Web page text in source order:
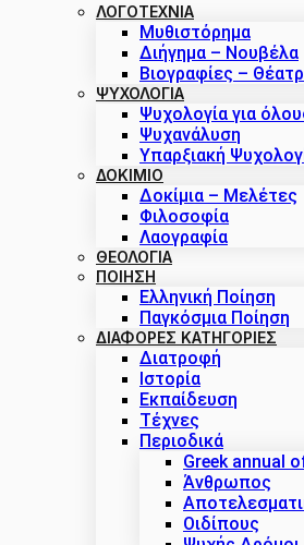
ΛΟΓΟΤΕΧΝΙΑ
Μυθιστόρημα
Διήγημα – Νουβέλα
Βιογραφίες –
ΨΥΧΟΛΟΓΙΑ
Ψυχολογία για
Ψυχανάλυση
Υπαρξιακή
ΔΟΚΊΜΙΟ
Δοκίμια – Μελέτες
Φιλοσοφία
Λαογραφία
ΘΕΟΛΟΓΙΑ
ΠΟΙΗΣΗ
Ελληνική Ποίηση
Παγκόσμια Ποίηση
ΔΙΑΦΟΡΕΣ ΚΑΤΗΓΟΡΙΕΣ
Διατροφή
Ιστορία
Εκπαίδευση
Τέχνες
Περιοδικά
Greek annual
Άνθρωπος
Οιδίπους